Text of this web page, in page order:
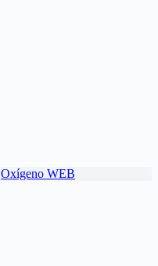
Oxígeno WEB